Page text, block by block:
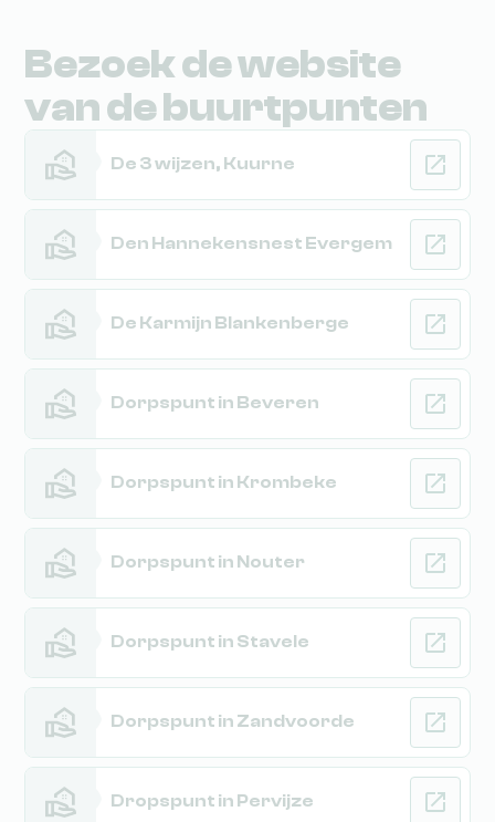
Bezoek de website
van de buurtpunten
De 3 wijzen, Kuurne
Den Hannekensnest Evergem
De Karmijn Blankenberge
Dorpspunt in Beveren
Dorpspunt in Krombeke
Dorpspunt in Nouter
Dorpspunt in Stavele
Dorpspunt in Zandvoorde
Dropspunt in Pervijze